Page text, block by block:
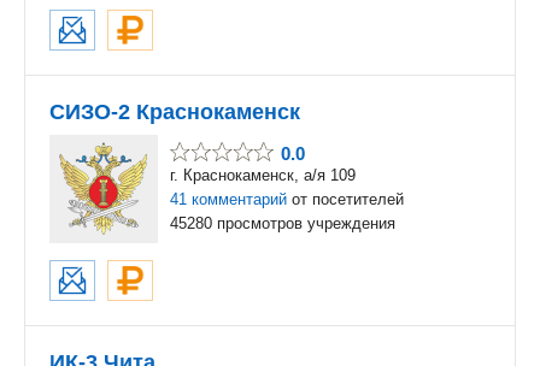
СИЗО-2 Краснокаменск
0.0
г. Краснокаменск, а/я 109
41 комментарий от посетителей
45280 просмотров учреждения